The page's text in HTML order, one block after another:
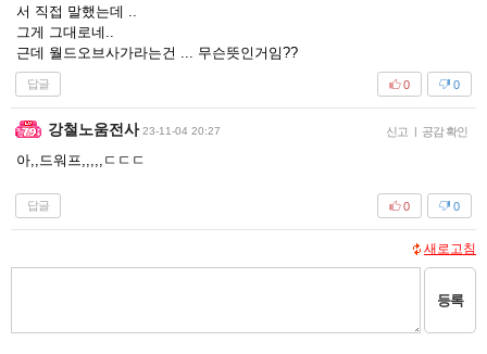
서 직접 말했는데 ..
그게 그대로네..
근데 월드오브사가라는건 ... 무슨뜻인거임??
답글 0
0
강철노움전사 23-11-04 20:27 신고 | 공감 확인
아,,드워프,,,,,ㄷㄷㄷ
답글 0
0
새로고침
등록